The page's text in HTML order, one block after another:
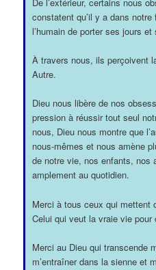
constatent qu’il y a dans
l’humain de porter ses jours
À travers nous, ils perçoivent
Autre.
Dieu nous libère de nos
pression à réussir tout seul
nous, Dieu nous montre que
nous-mêmes et nous amène
de notre vie, nos enfants, nos
amplement au quotidien.
Merci à tous ceux qui mettent
Celui qui veut la vraie vie pour
Merci au Dieu qui transcende
m’entraîner dans la sienne et